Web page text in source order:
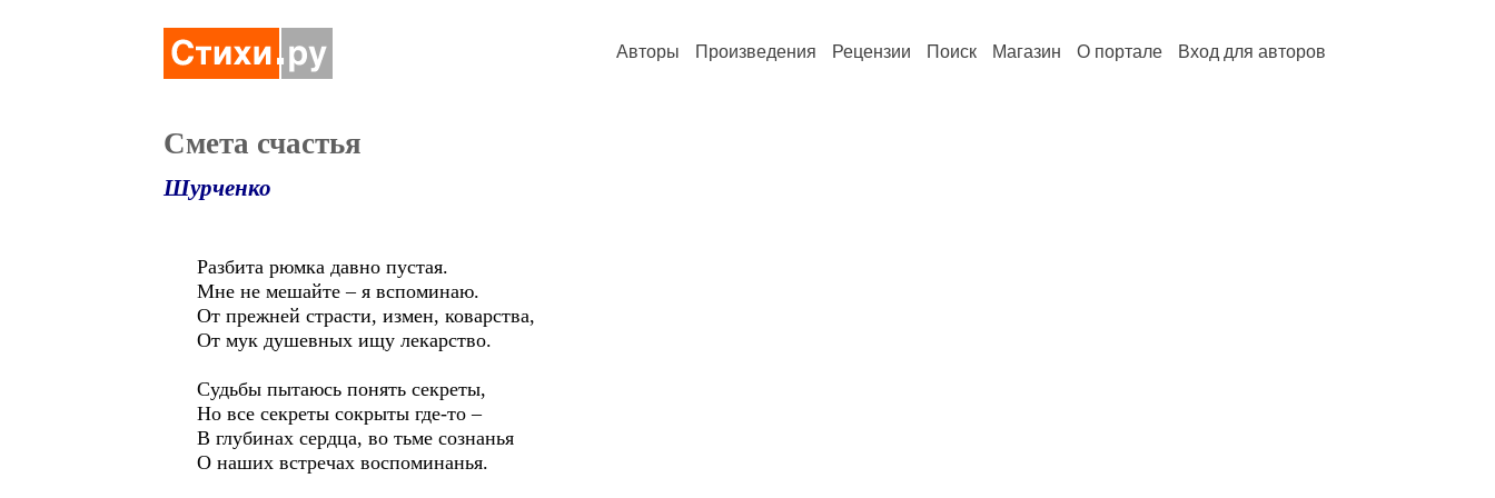
Авторы Произведения Рецензии Поиск Магазин О портале Вход для авторов
Смета счастья
Шурченко
Разбита рюмка давно пустая.
Мне не мешайте – я вспоминаю.
От прежней страсти, измен, коварства,
От мук душевных ищу лекарство.
Судьбы пытаюсь понять секреты,
Но все секреты сокрыты где-то –
В глубинах сердца, во тьме сознанья
О наших встречах воспоминанья.